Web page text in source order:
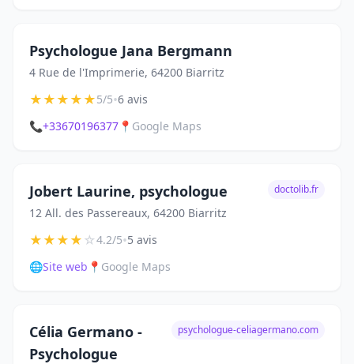
Psychologue Jana Bergmann
4 Rue de l'Imprimerie, 64200 Biarritz
★★★★★5/5•6 avis
📞+33670196377 📍 Google Maps
Jobert Laurine, psychologue
12 All. des Passereaux, 64200 Biarritz
doctolib.fr
★★★★☆4.2/5•5 avis
🌐Site web 📍 Google Maps
Célia Germano -
Psychologue
psychologue-celiagermano.com